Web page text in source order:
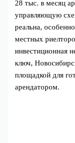
28 тыс. в месяц
управляющую
реальна,
местных
инвестиционная
ключ,
площадкой для
арендатором.